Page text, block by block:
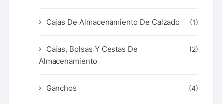
Cajas De Almacenamiento De Calzado (1)
Cajas, Bolsas Y Cestas De
Almacenamiento
(2)
Ganchos (4)